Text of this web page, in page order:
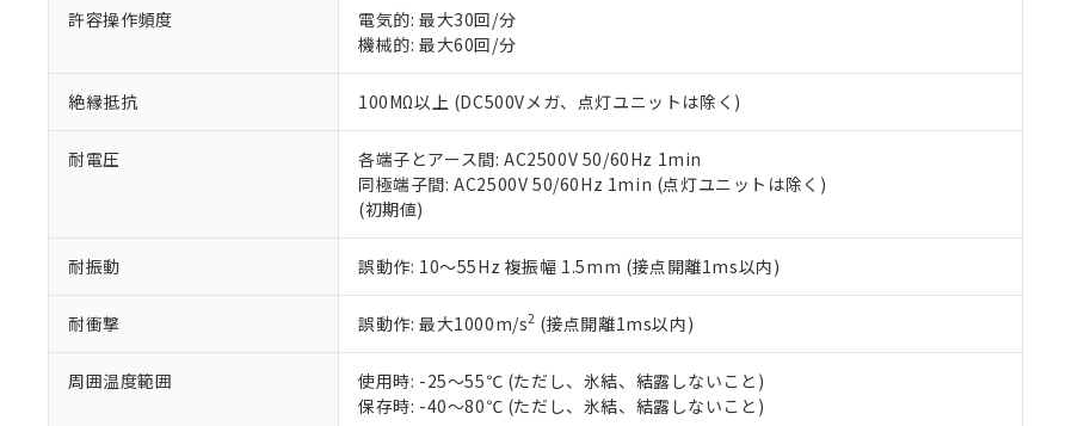
許容操作頻度
電気的: 最大30回/分
機械的: 最大60回/分
絶縁抵抗 100MΩ以上 (DC500Vメガ、点灯ユニットは除く)
耐電圧
各端子とアース間: AC2500V 50/60Hz 1min
同極端子間: AC2500V 50/60Hz 1min (点灯ユニットは除く)
(初期値)
耐振動 誤動作: 10～55Hz 複振幅 1.5mm (接点開離1ms以内)
耐衝撃 誤動作: 最大1000m/s2 (接点開離1ms以内)
周囲温度範囲
使用時: -25～55℃ (ただし、氷結、結露しないこと)
保存時: -40～80℃ (ただし、氷結、結露しないこと)
お客様が当ウェブサイト上で当社にご登録された部品リストについて、当社および
が、当社の製品・サービスに関するお客様との取引・商談に必要な範囲で利用する
さい。
※当社の共同利用者とは、"個人情報の共同利用に関して"
いる法人を指します。
※3 非含有証明書ダウンロード
下記の非含有証明書をダウンロードすることができます。
EU RoHS指令（10物質）の非含有証明書
51物質の非含有証明書（当社基準）
※本証明書は発行日時点で非含有を証明するもので、過去に遡って非含有を証明するも
また、RoHS指令のフタル酸エステル類４物質の対応では、対応完了までの期間は出荷
混在することから備考欄に対応日を記載しておりました。
既に当社にて対応品への在庫切替を完了していることから、特段のことがない限り、
り割愛しております。
味します。
「－」：未確認です。当社販売部門へお問い合わせください。
空
白
受注生産機種、また在庫状況の情報を公開していない機種